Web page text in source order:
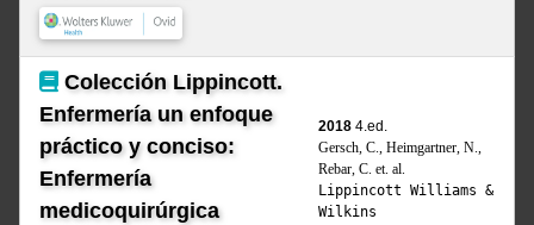
Colección Lippincott.
Enfermería un enfoque
práctico y conciso:
Enfermería
medicoquirúrgica
2018 4.ed.
Gersch, C., Heimgartner, N.,
Rebar, C. et. al.
Lippincott Williams &
Wilkins